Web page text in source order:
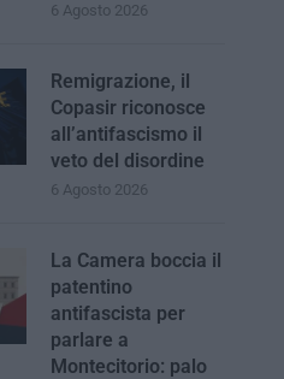
6 Agosto 2026
Remigrazione, il
Copasir riconosce
all’antifascismo il
veto del disordine
6 Agosto 2026
La Camera boccia il
patentino
antifascista per
parlare a
Montecitorio: palo